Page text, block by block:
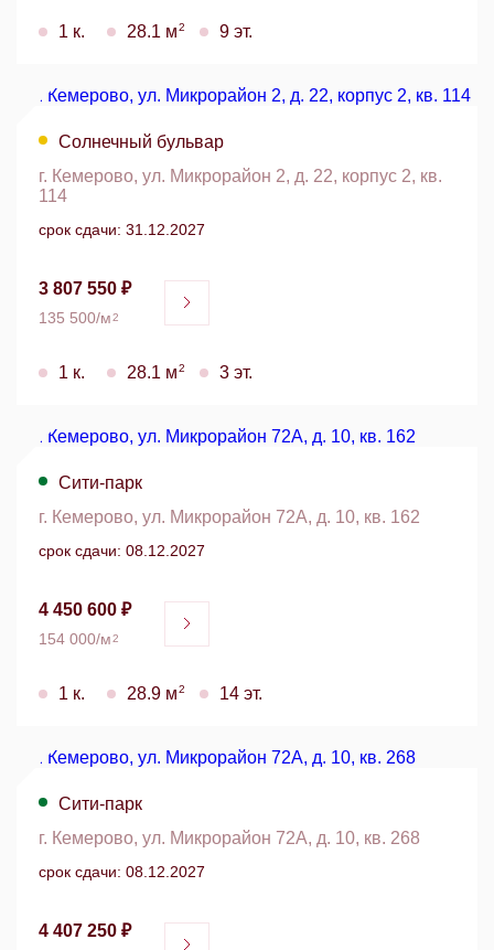
1 к. 28.1 м2 9 эт.
Солнечный бульвар
г. Кемерово, ул. Микрорайон 2, д. 22, корпус 2, кв.
114
срок сдачи: 31.12.2027
3 807 550 ₽
135 500/м2
1 к. 28.1 м2 3 эт.
Сити-парк
г. Кемерово, ул. Микрорайон 72А, д. 10, кв. 162
срок сдачи: 08.12.2027
4 450 600 ₽
154 000/м2
1 к. 28.9 м2 14 эт.
Сити-парк
г. Кемерово, ул. Микрорайон 72А, д. 10, кв. 268
срок сдачи: 08.12.2027
4 407 250 ₽